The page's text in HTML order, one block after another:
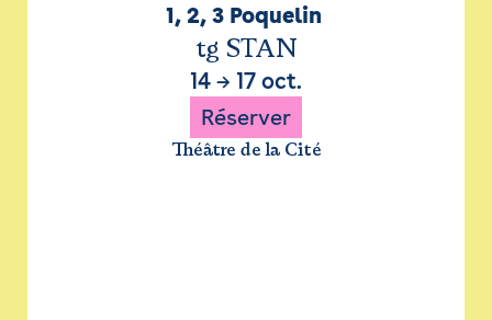
1, 2, 3 Poquelin
tg STAN
14 → 17 oct.
Réserver
Théâtre de la Cité